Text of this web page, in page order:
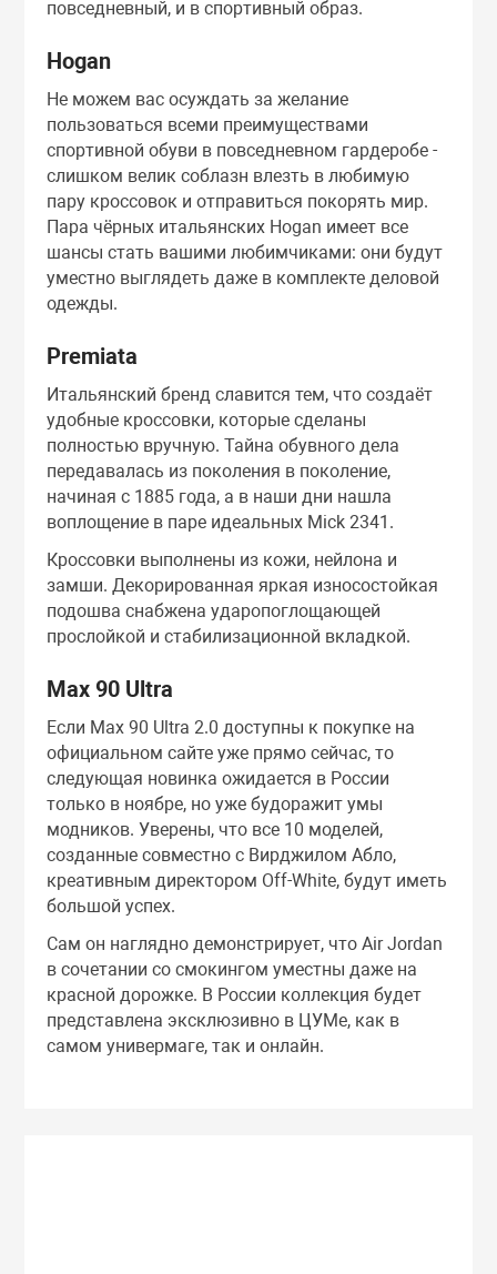
повседневный, и в спортивный образ.
Hogan
Не можем вас осуждать за желание
пользоваться всеми преимуществами
спортивной обуви в повседневном гардеробе -
слишком велик соблазн влезть в любимую
пару кроссовок и отправиться покорять мир.
Пара чёрных итальянских Hogan имеет все
шансы стать вашими любимчиками: они будут
уместно выглядеть даже в комплекте деловой
одежды.
Premiata
Итальянский бренд славится тем, что создаёт
удобные кроссовки, которые сделаны
полностью вручную. Тайна обувного дела
передавалась из поколения в поколение,
начиная с 1885 года, а в наши дни нашла
воплощение в паре идеальных Mick 2341.
Кроссовки выполнены из кожи, нейлона и
замши. Декорированная яркая износостойкая
подошва снабжена ударопоглощающей
прослойкой и стабилизационной вкладкой.
Max 90 Ultra
Если Max 90 Ultra 2.0 доступны к покупке на
официальном сайте уже прямо сейчас, то
следующая новинка ожидается в России
только в ноябре, но уже будоражит умы
модников. Уверены, что все 10 моделей,
созданные совместно с Вирджилом Абло,
креативным директором Off-White, будут иметь
большой успех.
Сам он наглядно демонстрирует, что Air Jordan
в сочетании со смокингом уместны даже на
красной дорожке. В России коллекция будет
представлена эксклюзивно в ЦУМе, как в
самом универмаге, так и онлайн.